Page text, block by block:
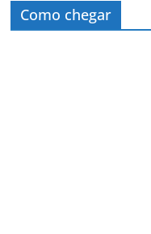
Como chegar